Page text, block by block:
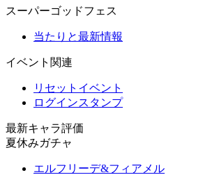
スーパーゴッドフェス
当たりと最新情報
イベント関連
リセットイベント
ログインスタンプ
最新キャラ評価
夏休みガチャ
エルフリーデ&フィアメル